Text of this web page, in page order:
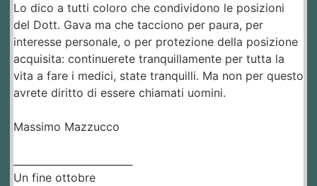
Lo dico a tutti coloro che condividono le posizioni
del Dott. Gava ma che tacciono per paura, per
interesse personale, o per protezione della posizione
acquisita: continuerete tranquillamente per tutta la
vita a fare i medici, state tranquilli. Ma non per questo
avrete diritto di essere chiamati uomini.
Massimo Mazzucco
Un fine ottobre